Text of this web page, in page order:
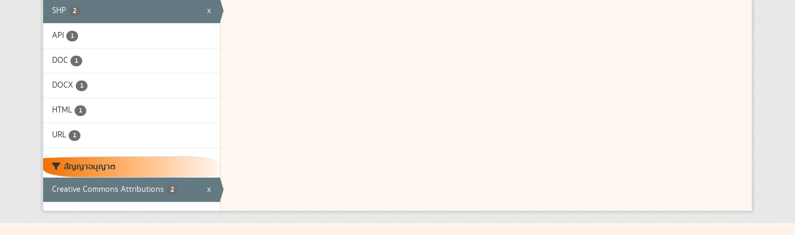
SHP 2 x
API 1
DOC 1
DOCX 1
HTML 1
URL 1
สัญญาอนุญาต
Creative Commons Attributions 2 x